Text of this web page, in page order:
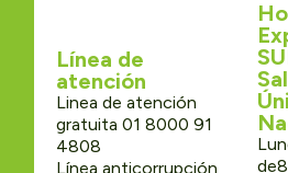
Línea de
atención
Linea de atención
gratuita 01 8000 91
4808
Línea anticorrupción